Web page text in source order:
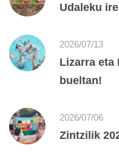
Udaleku
2026/07/13
Lizarra eta
bueltan!
2026/07/06
Zintzilik